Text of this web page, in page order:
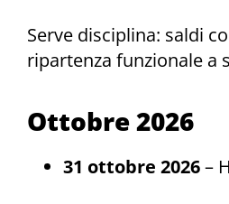
Serve disciplina: saldi
ripartenza funzionale a
Ottobre 2026
31 ottobre 2026–